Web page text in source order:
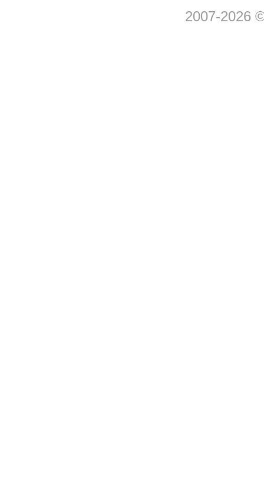
2007-2026